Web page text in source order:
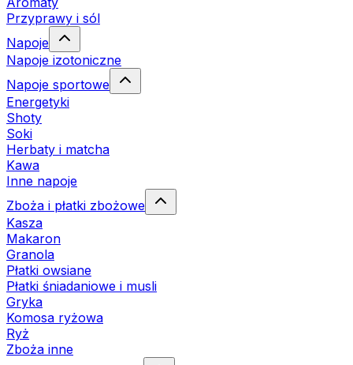
Przyprawy i sól
Napoje
Napoje izotoniczne
Napoje sportowe
Energetyki
Shoty
Soki
Herbaty i matcha
Kawa
Inne napoje
Zboża i płatki zbożowe
Kasza
Makaron
Granola
Płatki owsiane
Płatki śniadaniowe i musli
Gryka
Komosa ryżowa
Ryż
Zboża inne